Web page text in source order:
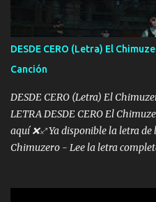
Ya pasé varias hazañas ya
de este León los estatales no sé
también la nueve que cargo al
al traicionero damos pa abajo Y
pues hay charola les voy a dar
DESDE CERO (Letra) El
Canción
DESDE CERO (Letra) El
LETRA DESDE CERO El
aquí ❌♐ Ya disponible la letra de
Chimuzero - Lee la letra